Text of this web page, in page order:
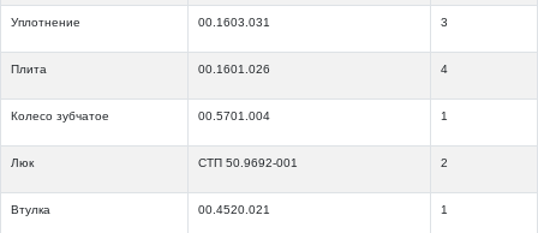
Уплотнение 00.1603.031 3
Плита 00.1601.026 4
Колесо зубчатое 00.5701.004 1
Люк СТП 50.9692-001 2
Втулка 00.4520.021 1